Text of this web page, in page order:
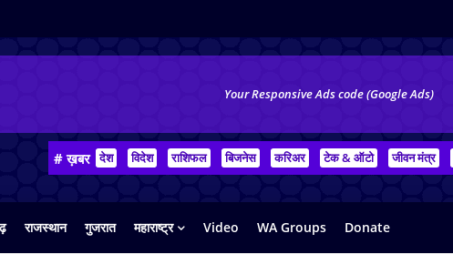
Your Responsive Ads code (Google Ads)
# ख़बर देश विदेश राशिफल बिजनेस करिअर टेक & ऑटो जीवन मंत्र
राजस्थान गुजरात महाराष्ट्र Video WA Groups Donate